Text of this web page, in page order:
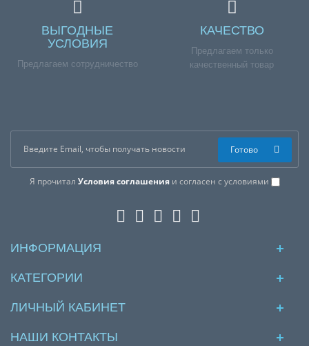
ВЫГОДНЫЕ
УСЛОВИЯ
Предлагаем сотрудничество
КАЧЕСТВО
Предлагаем только
качественный товар
Я прочитал Условия соглашенияи согласен с условиями
Готово
ИНФОРМАЦИЯ
КАТЕГОРИИ
ЛИЧНЫЙ КАБИНЕТ
НАШИ КОНТАКТЫ